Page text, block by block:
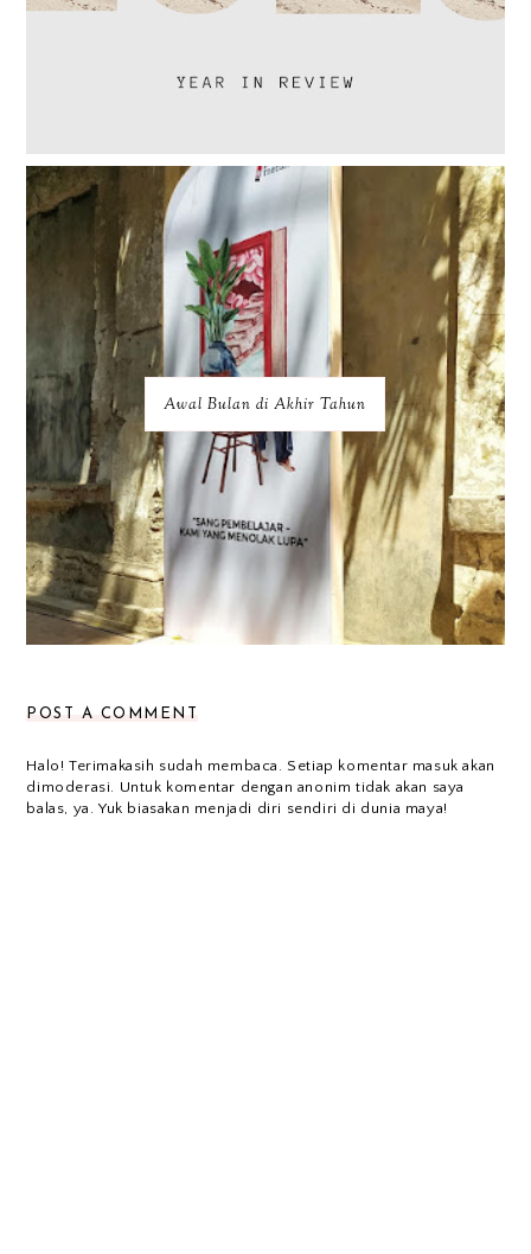
Awal Bulan di Akhir Tahun
POST A COMMENT
Halo! Terimakasih sudah membaca. Setiap komentar masuk akan
dimoderasi. Untuk komentar dengan anonim tidak akan saya
balas, ya. Yuk biasakan menjadi diri sendiri di dunia maya!